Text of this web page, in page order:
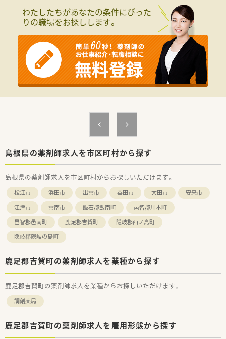
■スロープや広いトイレあり、バリアフリー薬局となっています
■調剤未経験・ブランク有の方も歓迎します、お気軽にお問合せ
ください
わたしたちがあなたの条件にぴった
りの職場をお探しします。
島根県の薬剤師求人を市区町村から探す
島根県の薬剤師求人を市区町村からお探しいただけます。
松江市 浜田市 出雲市 益田市 大田市
安来市
江津市
雲南市 飯石郡飯南町
邑智郡川本町
邑智郡邑南町
鹿足郡吉賀町
隠岐郡西ノ島町
隠岐郡隠岐の島町
鹿足郡吉賀町の薬剤師求人を業種から探す
鹿足郡吉賀町の薬剤師求人を業種からお探しいただけます。
調剤薬局
鹿足郡吉賀町の薬剤師求人を雇用形態から探す